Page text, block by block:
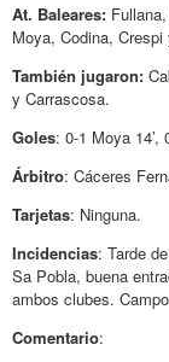
At. Baleares:
Moya, Codina, Crespi
También jugaron:
y Carrascosa.
Goles: 0-1 Moya 14’,
Árbitro: Cáceres
Tarjetas: Ninguna.
Incidencias: Tarde
Sa Pobla, buena
ambos clubes.
Comentario: